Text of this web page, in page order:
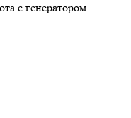
с генератором